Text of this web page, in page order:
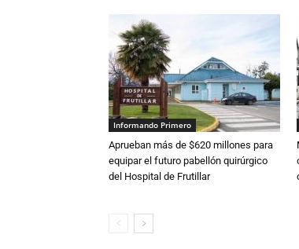
Informando Primero
Aprueban más de $620 millones para
equipar el futuro pabellón quirúrgico
del Hospital de Frutillar